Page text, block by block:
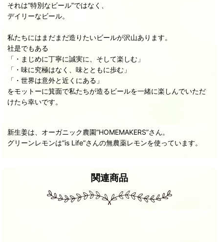
それは“特別なビール”ではなく、
デイリーなビール。
私たちにはまだまだ造りたいビールが沢山あります。
社是でもある
「・まじめに丁寧に誠実に、そして楽しむ」
「・味に究極はなく、味とともに歩む」
「・世界は意外と近くにある」
をモットーに箕面で私たちが造るビールを一緒に楽しんでいただ
けたら幸いです。
新生姜は、オーガニック農園”HOMEMAKERS”さん。
グリーンレモンは”is Life”さんの無農薬レモンを使っています。
関連商品